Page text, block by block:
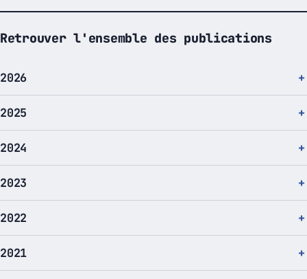
Retrouver l'ensemble des publications
2026
2025
2024
2023
2022
2021